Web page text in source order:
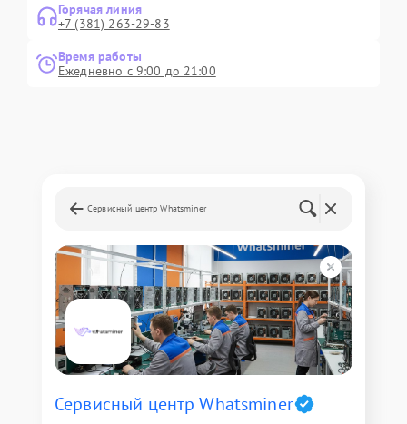
Горячая линия
+7 (381) 263-29-83
Время работы
Ежедневно с 9:00 до 21:00
Сервисный центр Whatsminer
Сервисный центр Whatsminer